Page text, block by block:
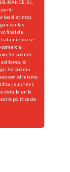
S.L.
perfil
los distintos
las
final de
tratamiento se
Se podrán
el
Se podrán
con el mismo
suprimir,
detalla en la
política de